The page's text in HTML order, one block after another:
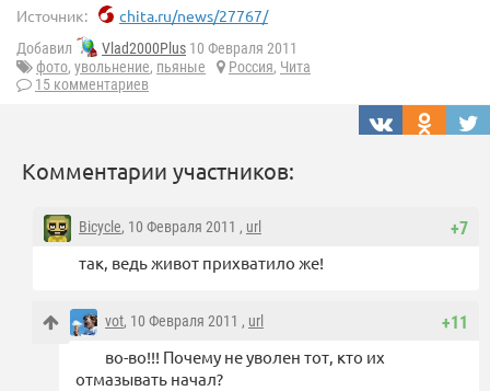
Источник: chita.ru/news/27767/
Добавил Vlad2000Plus 10 Февраля 2011
фото, увольнение, пьяные Россия, Чита
15 комментариев
Комментарии участников:
+7
Bicycle, 10 Февраля 2011 , url
так, ведь живот прихватило же!
+11
vot, 10 Февраля 2011 , url
во-во!!! Почему не уволен тот, кто их
отмазывать начал?